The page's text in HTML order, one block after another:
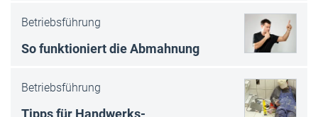
Betriebsführung
So funktioniert die Abmahnung
Betriebsführung
Tipps für Handwerks-